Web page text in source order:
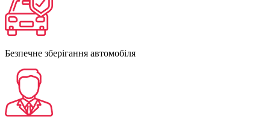
Безпечне зберігання автомобіля